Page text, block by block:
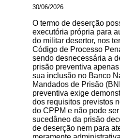
30/06/2026
O termo de deserção
executória própria para
do militar desertor, nos
Código de Processo
sendo desnecessária a
prisão preventiva
sua inclusão no Banco
Mandados de Prisão
preventiva exige
dos requisitos previstos
do CPPM e não pode
sucedâneo da prisão
de deserção nem para